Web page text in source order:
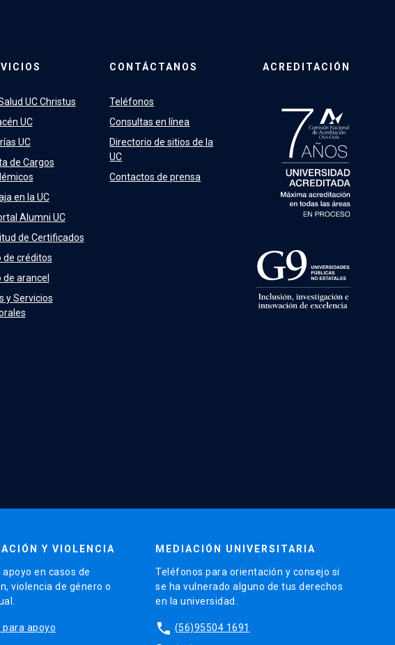
UC Christus
UC
UC
de Cargos
en la UC
Alumni UC
de Certificados
de créditos
de arancel
y Servicios
CONTÁCTANOS
Teléfonos
Consultas en línea
Directorio de sitios de la
UC
Contactos de prensa
ACREDITACIÓN
Y VIOLENCIA
en casos de
violencia de género o
apoyo
MEDIACIÓN UNIVERSITARIA
Teléfonos para orientación y consejo si
se ha vulnerado alguno de tus derechos
en la universidad.
phone (56)95504 1691